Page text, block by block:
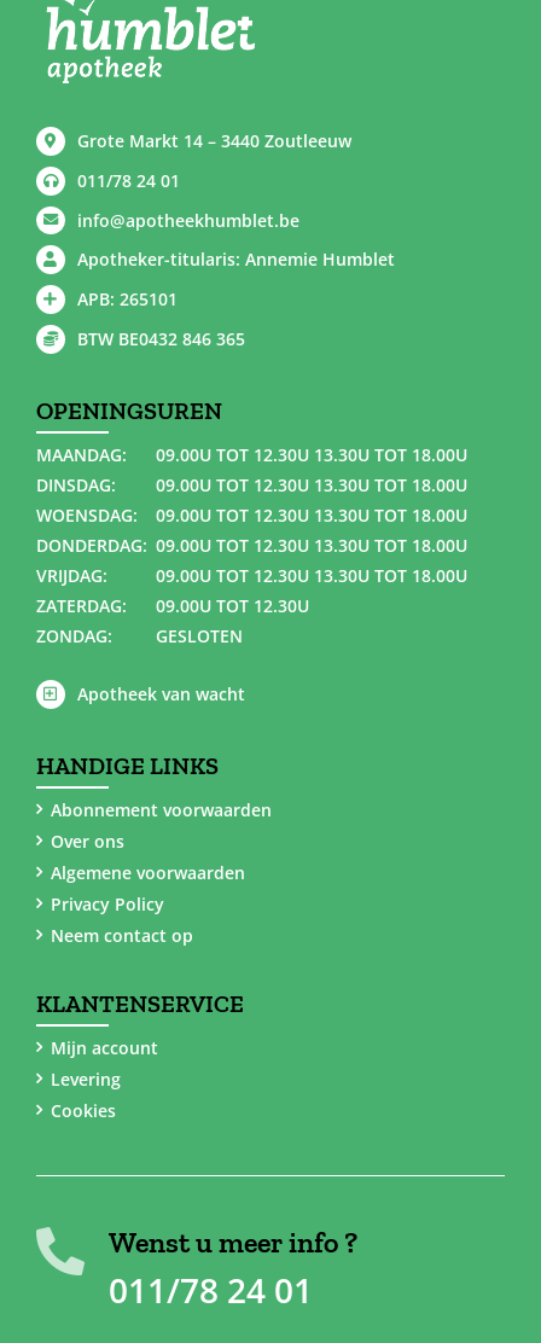
Grote Markt 14 – 3440 Zoutleeuw
011/78 24 01
info@apotheekhumblet.be
Apotheker-titularis: Annemie Humblet
APB: 265101
BTW BE0432 846 365
OPENINGSUREN
MAANDAG:
09.00U TOT 12.30U 13.30U TOT 18.00U
DINSDAG:
09.00U TOT 12.30U 13.30U TOT 18.00U
WOENSDAG:
09.00U TOT 12.30U 13.30U TOT 18.00U
DONDERDAG: 09.00U TOT 12.30U 13.30U TOT 18.00U
VRIJDAG:
09.00U TOT 12.30U 13.30U TOT 18.00U
ZATERDAG:
09.00U TOT 12.30U
ZONDAG:
GESLOTEN
Apotheek van wacht
HANDIGE LINKS
Abonnement voorwaarden
Over ons
Algemene voorwaarden
Privacy Policy
Neem contact op
KLANTENSERVICE
Mijn account
Levering
Cookies
Wenst u meer info ?
011/78 24 01